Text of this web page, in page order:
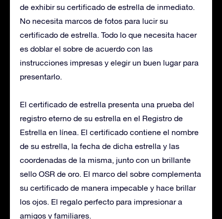
de exhibir su certificado de estrella de inmediato.
No necesita marcos de fotos para lucir su
certificado de estrella. Todo lo que necesita hacer
es doblar el sobre de acuerdo con las
instrucciones impresas y elegir un buen lugar para
presentarlo.
El certificado de estrella presenta una prueba del
registro eterno de su estrella en el Registro de
Estrella en línea. El certificado contiene el nombre
de su estrella, la fecha de dicha estrella y las
coordenadas de la misma, junto con un brillante
sello OSR de oro. El marco del sobre complementa
su certificado de manera impecable y hace brillar
los ojos. El regalo perfecto para impresionar a
amigos y familiares.